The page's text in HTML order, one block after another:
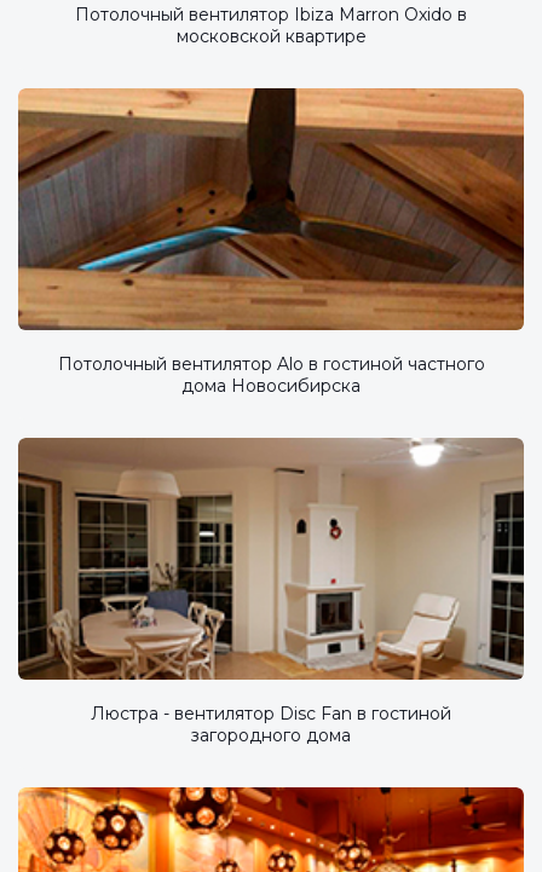
Потолочный вентилятор Ibiza Marron Oxido в
московской квартире
Потолочный вентилятор Alo в гостиной частного
дома Новосибирска
Люстра - вентилятор Disc Fan в гостиной
загородного дома